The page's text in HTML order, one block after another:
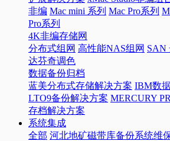
非编 Mac mini 系列 Mac Pro系列
Pro系列
4K非编存储网
分布式组网 高性能NAS组网 SAN
达芬奇调色
数据备份归档
蓝美分布式存储解决方案 IBM数
LTO9备份解决方案 MERCURY
存档解决方案
系统集成
全部 河北地矿磁带库备份系统维